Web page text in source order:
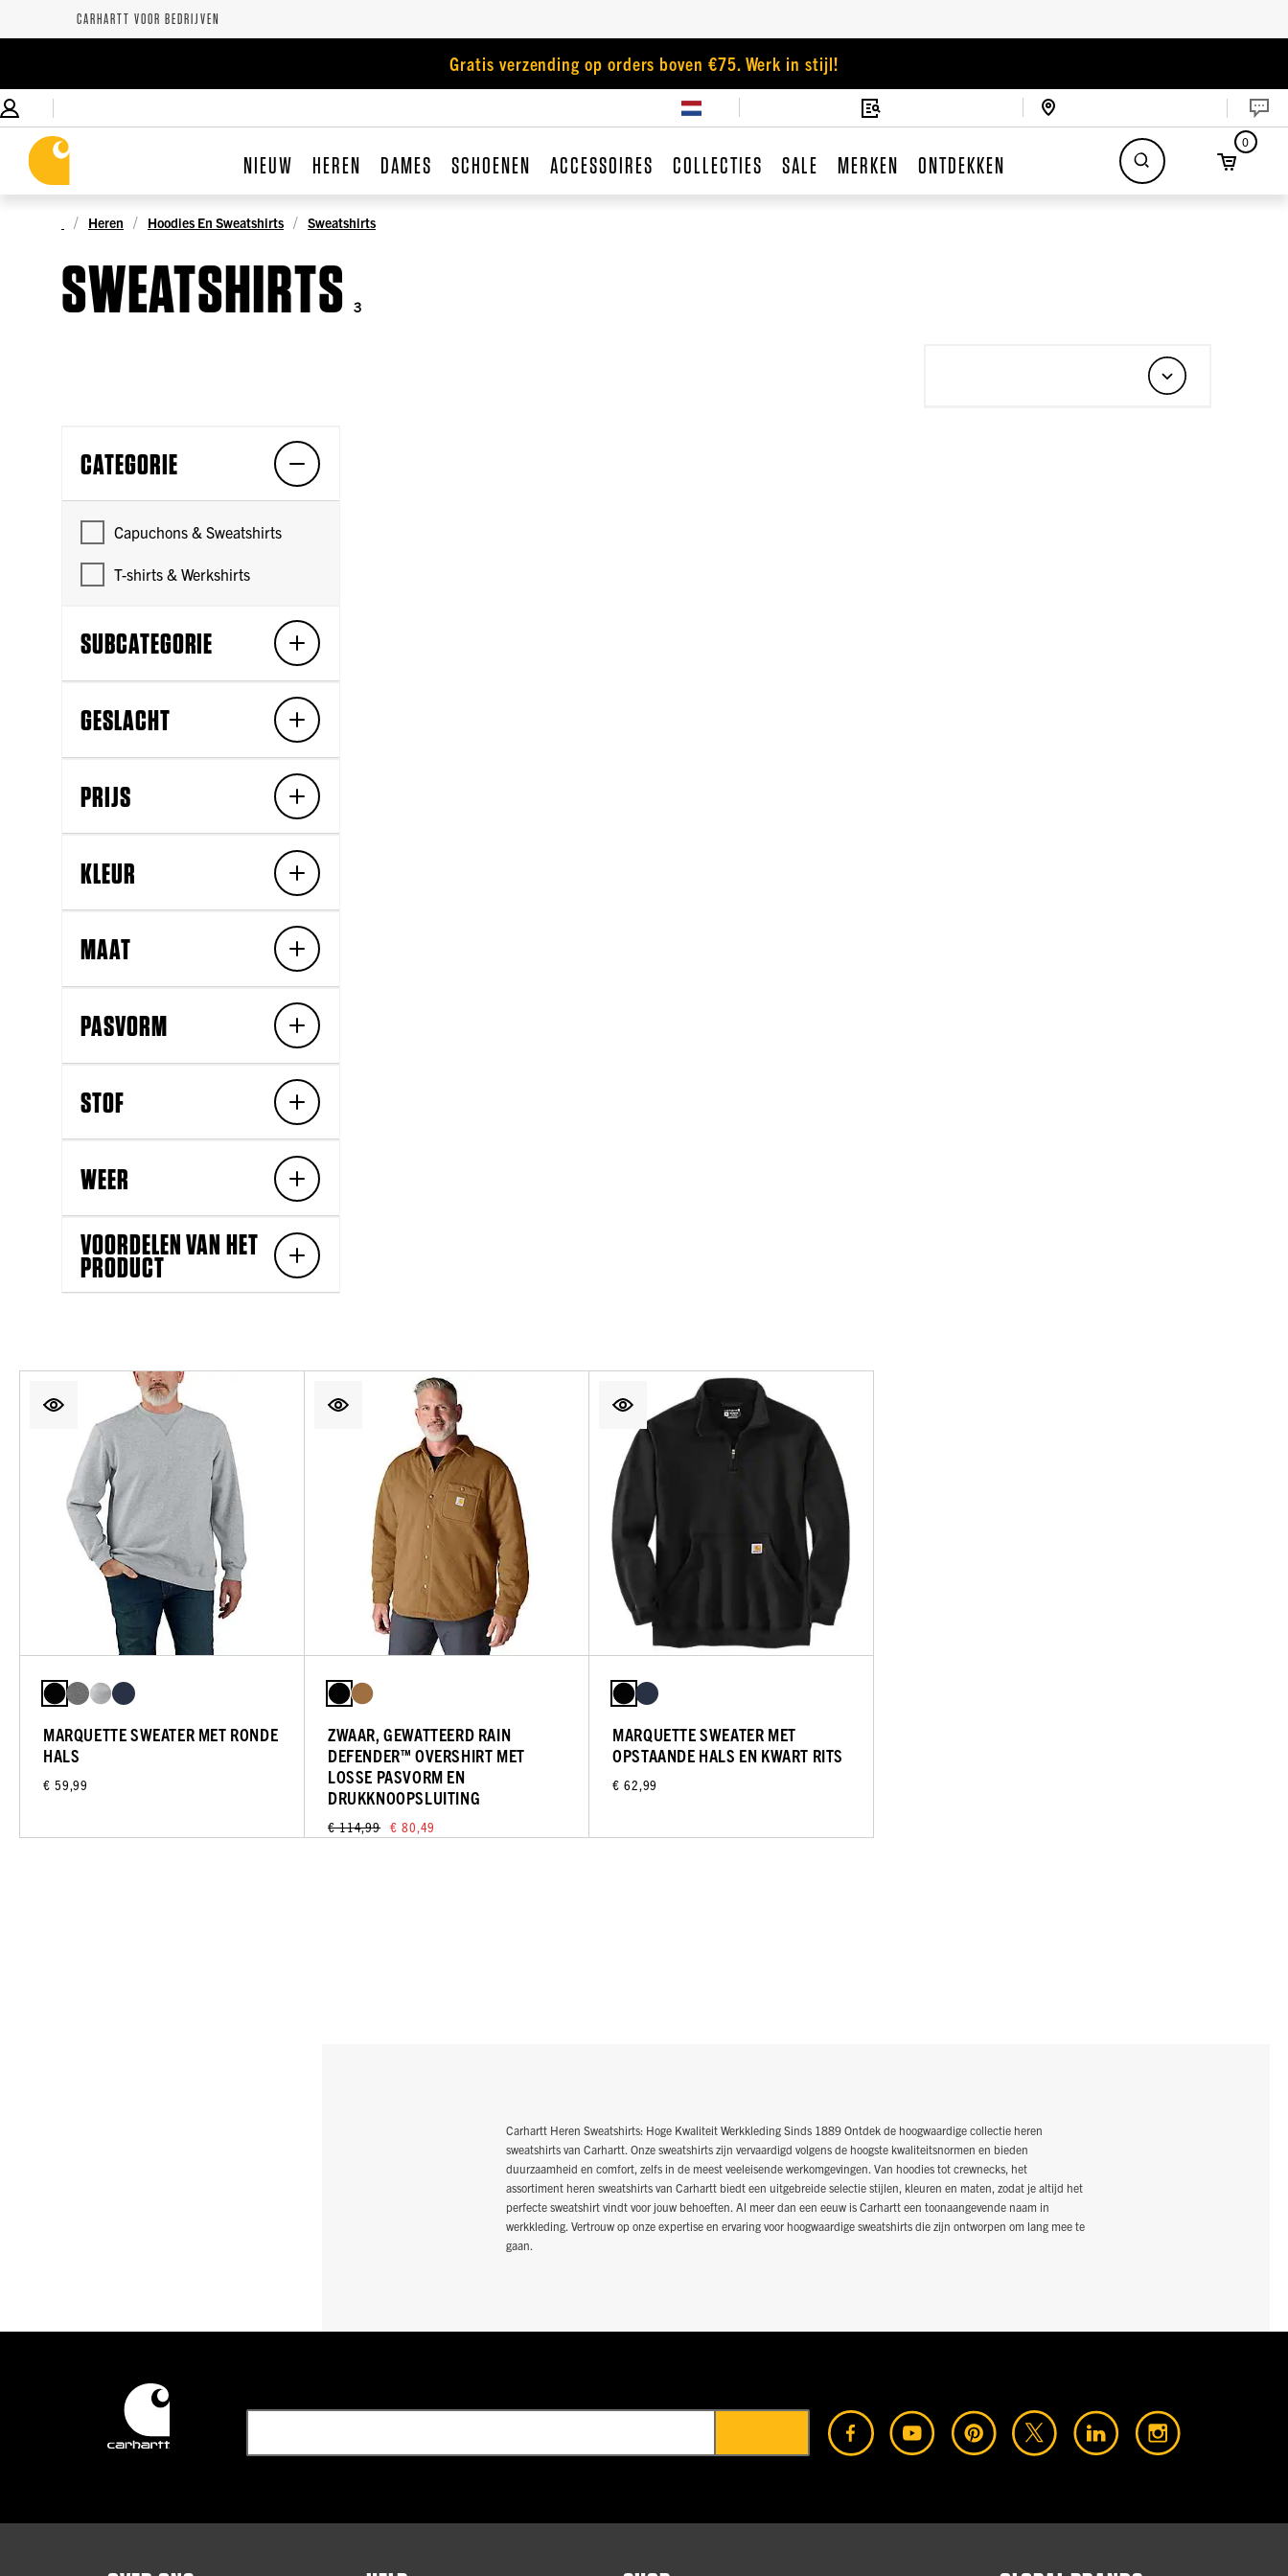
CARHARTT VOOR BEDRIJVEN
Gratis verzending op orders boven €75. Werk in stijl!
NIEUW HEREN DAMES SCHOENEN ACCESSOIRES COLLECTIES SALE MERKEN ONTDEKKEN
0
Heren Hoodies En Sweatshirts Sweatshirts
SWEATSHIRTS 3
CATEGORIE
Capuchons & Sweatshirts
T-shirts & Werkshirts
SUBCATEGORIE
GESLACHT
PRIJS
KLEUR
MAAT
PASVORM
STOF
WEER
VOORDELEN VAN HET
PRODUCT
MARQUETTE SWEATER MET RONDE
HALS
€ 59,99
ZWAAR, GEWATTEERD RAIN
DEFENDER™ OVERSHIRT MET
LOSSE PASVORM EN
DRUKKNOOPSLUITING
€ 114,99 € 80,49
MARQUETTE SWEATER MET
OPSTAANDE HALS EN KWART RITS
€ 62,99
Carhartt Heren Sweatshirts: Hoge Kwaliteit Werkkleding Sinds 1889 Ontdek de hoogwaardige collectie heren
sweatshirts van Carhartt. Onze sweatshirts zijn vervaardigd volgens de hoogste kwaliteitsnormen en bieden
duurzaamheid en comfort, zelfs in de meest veeleisende werkomgevingen. Van hoodies tot crewnecks, het
assortiment heren sweatshirts van Carhartt biedt een uitgebreide selectie stijlen, kleuren en maten, zodat je altijd het
perfecte sweatshirt vindt voor jouw behoeften. Al meer dan een eeuw is Carhartt een toonaangevende naam in
werkkleding. Vertrouw op onze expertise en ervaring voor hoogwaardige sweatshirts die zijn ontworpen om lang mee te
gaan.